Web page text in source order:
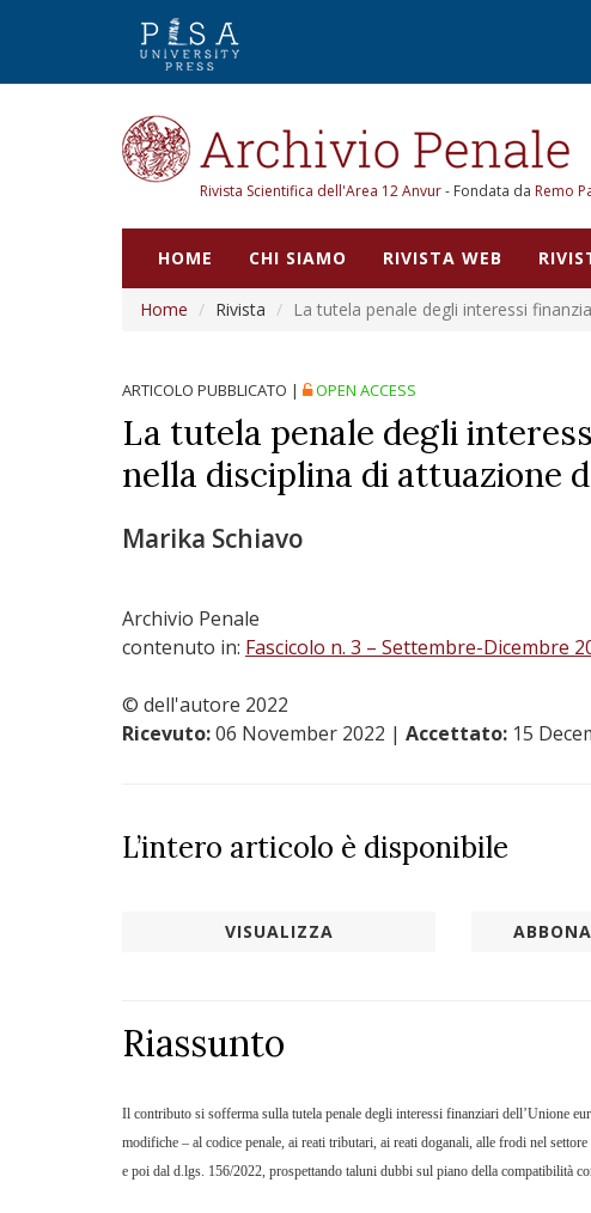
Rivista Scientifica dell'Area 12 Anvur- Fondata da Remo
HOME CHI SIAMO RIVISTA WEB
Home Rivista La tutela penale degli interessi
ARTICOLO PUBBLICATO | OPEN ACCESS
La tutela penale degli
nella disciplina di attuazione
Marika Schiavo
Archivio Penale
contenuto in: Fascicolo n. 3 – Settembre-Dicembre
© dell'autore 2022
Ricevuto:06 November 2022 | Accettato: 15
L’intero articolo è disponibile
VISUALIZZA
Riassunto
Il contributo si sofferma sulla tutela penale degli interessi finanziari dell’Unione
modifiche – al codice penale, ai reati tributari, ai reati doganali, alle frodi nel
e poi dal d.lgs. 156/2022, prospettando taluni dubbi sul piano della compatibilità